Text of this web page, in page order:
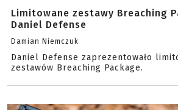
Limitowane zestawy Breaching
Daniel Defense
Damian Niemczuk
Daniel Defense zaprezentowało
zestawów Breaching Package.